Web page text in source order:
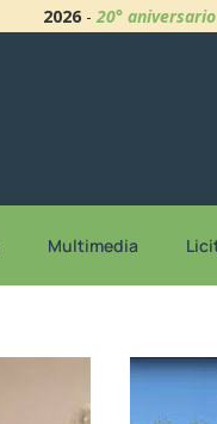
2026 -20° aniversario
Multimedia